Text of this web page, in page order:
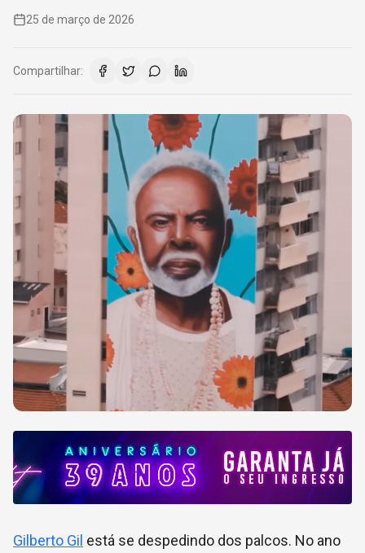
25 de março de 2026
Compartilhar:
Gilberto Gil está se despedindo dos palcos. No ano